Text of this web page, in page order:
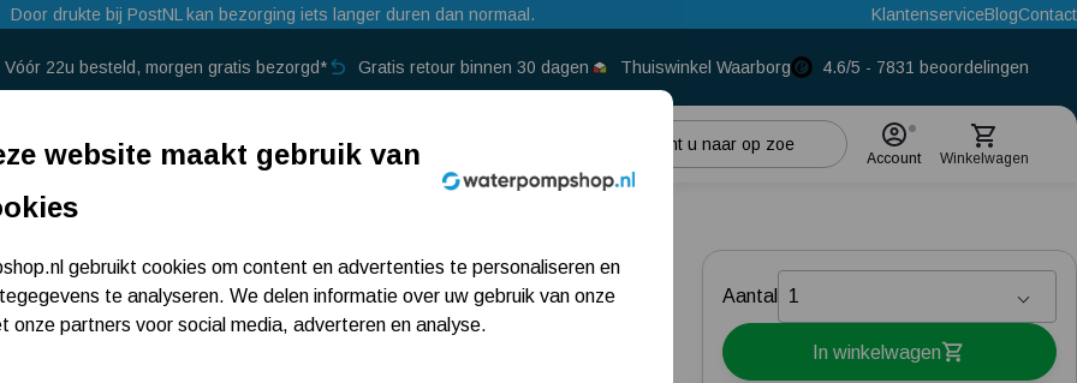
Door drukte bij PostNL kan bezorging iets langer duren dan normaal. KlantenserviceBlogContact
Vóór 22u besteld, morgen gratis bezorgd* Gratis retour binnen 30 dagen Thuiswinkel Waarborg 4.6/5 - 7831 beoordelingen
→
Beregeningspomp
Account Winkelwagen
Tallas D-DWP 1000 met krat en
afvoerslang 20 meter
Aantal
In winkelwagen
website maakt gebruik van
gebruikt cookies om content en advertenties te personaliseren en
te analyseren. We delen informatie over uw gebruik van onze
onze partners voor social media, adverteren en analyse.